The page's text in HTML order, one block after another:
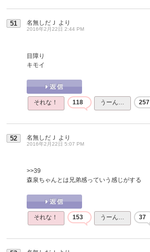
51 名無しだＪ より
2016年2月22日 2:44 PM
目障り
キモイ
それな！ 118 うーん… 257
52 名無しだＪ より
2016年2月22日 5:07 PM
>>39
森泉ちゃんとは兄弟感っていう感じがする
それな！ 153 うーん… 37